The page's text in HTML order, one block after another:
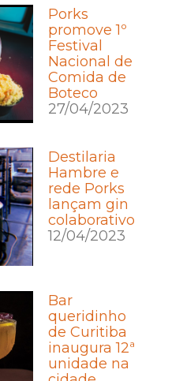
Porks
promove 1º
Festival
Nacional de
Comida de
Boteco
27/04/2023
Destilaria
Hambre e
rede Porks
lançam gin
colaborativo
12/04/2023
Bar
queridinho
de Curitiba
inaugura 12ª
unidade na